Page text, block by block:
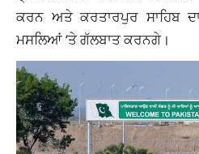
ਕਰਨ ਅਤੇ ਕਰਤਾਰਪੁਰ ਸਾਹਿਬ
ਮਸਲਿਆਂ ‘ਤੇ ਗੱਲਬਾਤ ਕਰਨਗੇ।